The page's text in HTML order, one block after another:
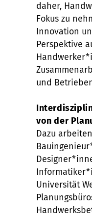
daher,
Fokus zu
Innovation
Perspektive
und
von der
Dazu
Universität